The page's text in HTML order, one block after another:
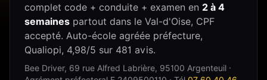
complet code + conduite + examen en 2 à 4
semaines partout dans le Val-d'Oise, CPF
accepté. Auto-école agréée préfecture,
Qualiopi, 4,98/5 sur 481 avis.
Bee Driver, 69 rue Alfred Labrière, 95100 Argenteuil ·